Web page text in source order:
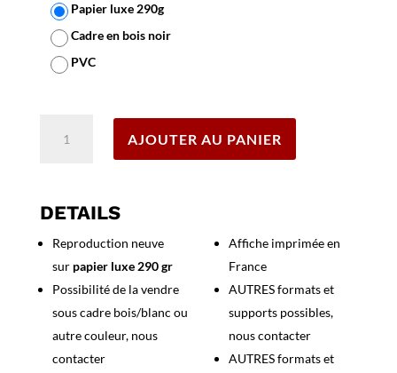
Papier luxe 290g
Cadre en bois noir
PVC
Paraboot
AJOUTER AU PANIER
DETAILS
Reproduction neuve
sur papier luxe 290 gr
Possibilité de la vendre
sous cadre bois/blanc ou
autre couleur, nous
contacter
Affiche imprimée en
France
AUTRES formats et
supports possibles,
nous contacter
AUTRES formats et